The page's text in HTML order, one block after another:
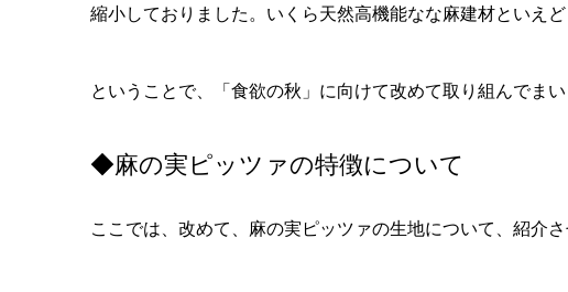
縮小しておりました。いくら天然高機能なな麻建材といえど
ということで、「食欲の秋」に向けて改めて取り組んでま
◆麻の実ピッツァの特徴について
ここでは、改めて、麻の実ピッツァの生地について、紹介